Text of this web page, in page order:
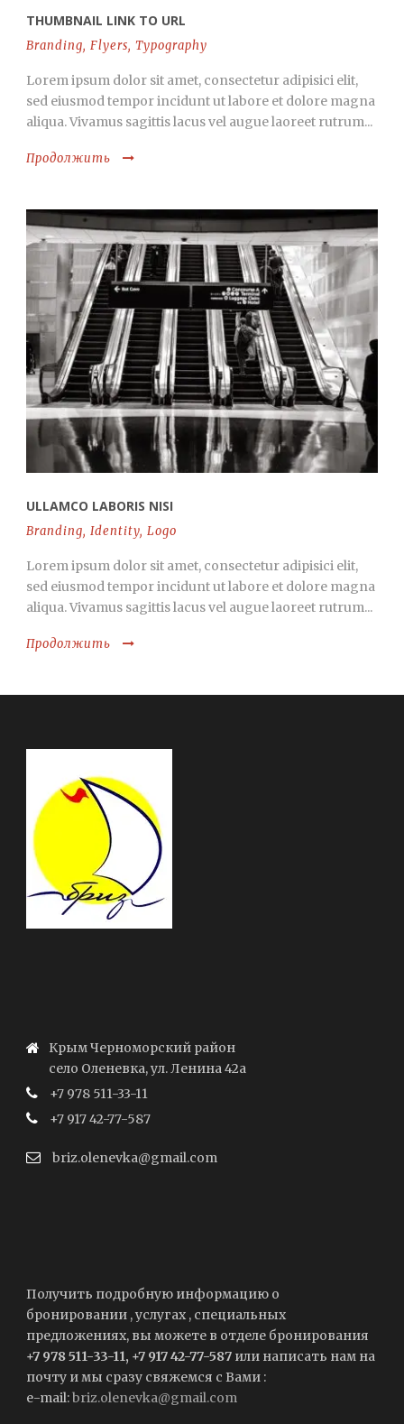
THUMBNAIL LINK TO URL
Branding, Flyers, Typography
Lorem ipsum dolor sit amet, consectetur adipisici elit,
sed eiusmod tempor incidunt ut labore et dolore magna
aliqua. Vivamus sagittis lacus vel augue laoreet rutrum...
Продолжить
ULLAMCO LABORIS NISI
Branding, Identity, Logo
Lorem ipsum dolor sit amet, consectetur adipisici elit,
sed eiusmod tempor incidunt ut labore et dolore magna
aliqua. Vivamus sagittis lacus vel augue laoreet rutrum...
Продолжить
Крым Черноморский район
село Оленевка, ул. Ленина 42а
+7 978 511-33-11
+7 917 42-77-587
briz.olenevka@gmail.com
Получить подробную информацию о
бронировании , услугах , специальных
предложениях, вы можете в отделе бронирования
+7 978 511-33-11, +7 917 42-77-587 или написать нам на
почту и мы сразу свяжемся с Вами :
e-mail:briz.olenevka@gmail.com